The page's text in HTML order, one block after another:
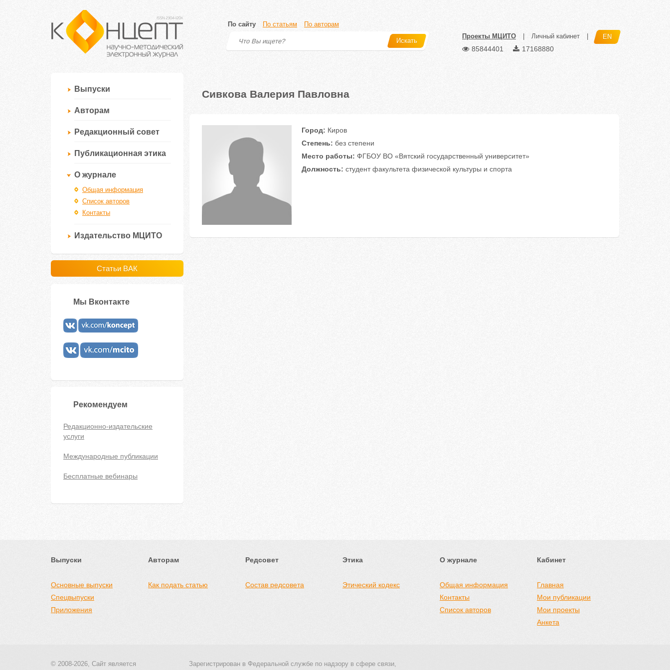
По сайту По статьям По авторам
Искать
Проекты МЦИТО Личный кабинет EN
85844401 17168880
Выпуски
Авторам
Редакционный совет
Публикационная этика
О журнале
Общая информация
Список авторов
Контакты
Издательство МЦИТО
Статьи ВАК
Мы Вконтакте
Рекомендуем
Редакционно-издательские
услуги
Международные публикации
Бесплатные вебинары
Сивкова Валерия Павловна
Город: Киров
Степень: без степени
Место работы: ФГБОУ ВО «Вятский государственный университет»
Должность: студент факультета физической культуры и спорта
Выпуски
Основные выпуски
Спецвыпуски
Приложения
Авторам
Как подать статью
Редсовет
Состав редсовета
Этика
Этический кодекс
О журнале
Общая информация
Контакты
Список авторов
Кабинет
Главная
Мои публикации
Мои проекты
Анкета
© 2008-2026, Сайт является
Зарегистрирован в Федеральной службе по надзору в сфере связи,